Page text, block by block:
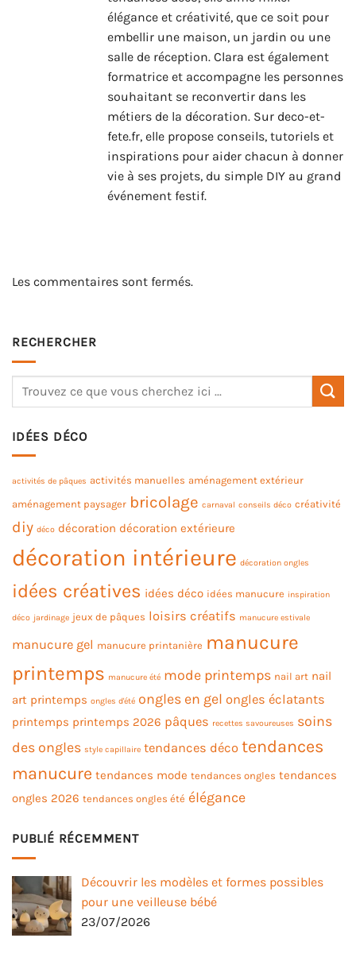
élégance et créativité, que ce soit pour
embellir une maison, un jardin ou une
salle de réception. Clara est également
formatrice et accompagne les personnes
souhaitant se reconvertir dans les
métiers de la décoration. Sur deco-et-
fete.fr, elle propose conseils, tutoriels et
inspirations pour aider chacun à donner
vie à ses projets, du simple DIY au grand
événement festif.
Les commentaires sont fermés.
RECHERCHER
IDÉES DÉCO
activités de pâques activités manuelles aménagement extérieur
aménagement paysager bricolage carnaval conseils déco créativité
diy déco décoration décoration extérieure
décoration intérieure décoration ongles
idées créatives idées déco idées manucure inspiration
déco jardinage jeux de pâques loisirs créatifs manucure estivale
manucure gel manucure printanière manucure
printemps manucure été mode printemps nail art nail
art printemps ongles d'été ongles en gel ongles éclatants
printemps printemps 2026 pâques recettes savoureuses soins
des ongles style capillaire tendances déco tendances
manucure tendances mode tendances ongles tendances
ongles 2026 tendances ongles été élégance
PUBLIÉ RÉCEMMENT
Découvrir les modèles et formes possibles
pour une veilleuse bébé
23/07/2026